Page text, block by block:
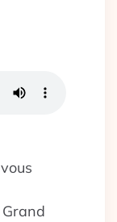
Grand